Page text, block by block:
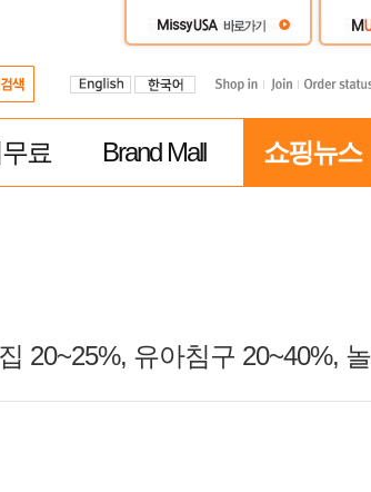
료 Brand Mall 쇼핑뉴스
20~25%, 유아침구 20~40%,